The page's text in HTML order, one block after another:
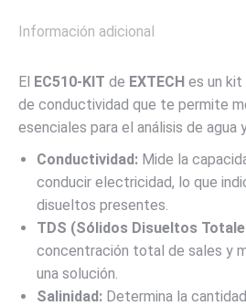
Información adicional
El EC510-KIT de EXTECH es un
de conductividad que te permite
esenciales para el análisis de agua
Conductividad: Mide la
conducir electricidad, lo que
disueltos presentes.
TDS (Sólidos Disueltos
concentración total de sales y
una solución.
Salinidad: Determina la